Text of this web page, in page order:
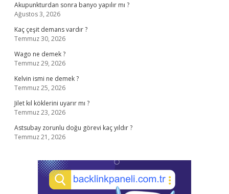
Akupunkturdan sonra banyo yapılır mı ?
Ağustos 3, 2026
Kaç çeşit demans vardır ?
Temmuz 30, 2026
Wago ne demek ?
Temmuz 29, 2026
Kelvin ismi ne demek ?
Temmuz 25, 2026
Jilet kıl köklerini uyarır mı ?
Temmuz 23, 2026
Astsubay zorunlu doğu görevi kaç yıldır ?
Temmuz 21, 2026